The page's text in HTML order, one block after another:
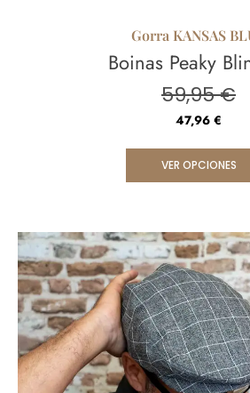
Gorra KANSAS
Boinas Peaky
59,95€
47,96 €
VER OPCIONES